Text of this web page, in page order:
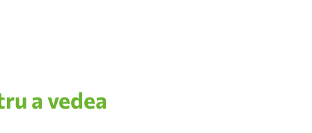
a vedea